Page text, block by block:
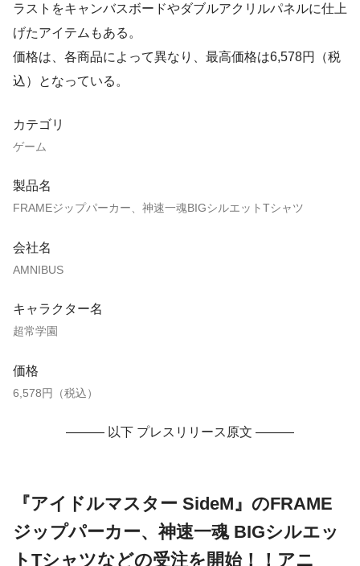
ラストをキャンバスボードやダブルアクリルパネルに仕上
げたアイテムもある。
価格は、各商品によって異なり、最高価格は6,578円（税
込）となっている。
カテゴリ
ゲーム
製品名
FRAMEジップパーカー、神速一魂BIGシルエットTシャツ
会社名
AMNIBUS
キャラクター名
超常学園
価格
6,578円（税込）
——— 以下 プレスリリース原文 ———
『アイドルマスター SideM』のFRAME
ジップパーカー、神速一魂 BIGシルエッ
トTシャツなどの受注を開始！！アニ